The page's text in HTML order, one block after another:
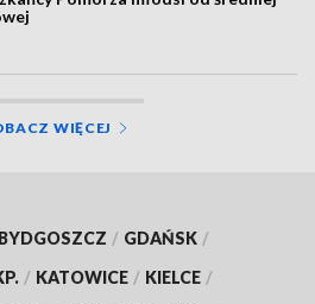
WIĘCEJ
BYDGOSZCZ / GDAŃSK /
/ KATOWICE / KIELCE /